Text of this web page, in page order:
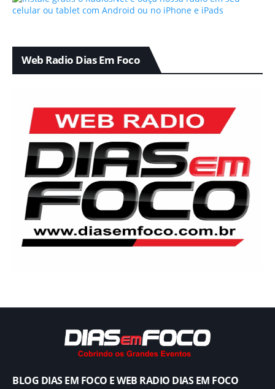
Web Radio Dias Em Foco
BLOG DIAS EM FOCO E WEB RADIO DIAS EM FOCO